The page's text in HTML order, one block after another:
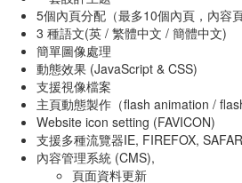
5個內頁分配（最多10個內頁，內容
3 種語文(英 / 繁體中文 / 簡體中文)
簡單圖像處理
動態效果 (JavaScript & CSS)
支援視像檔案
主頁動態製作（flash animation /
Website icon setting (FAVICON)
支援多種流覽器IE, FIREFOX,
內容管理系統 (CMS),
頁面資料更新